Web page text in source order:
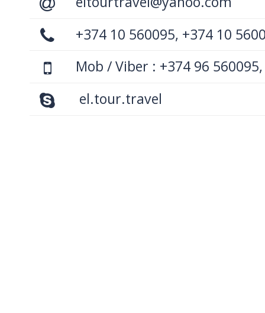
+374 10 560095, +374 10
Mob / Viber : +374 96
el.tour.travel